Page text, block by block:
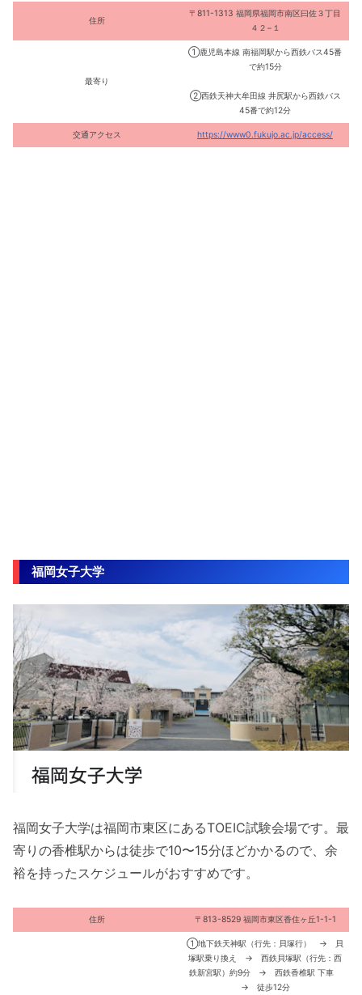
住所
〒811-1313 福岡県福岡市南区曰佐３丁目
４２−１
最寄り
①鹿児島本線 南福岡駅から西鉄バス45番
で約15分
②西鉄天神大牟田線 井尻駅から西鉄バス
45番で約12分
交通アクセス https://www0.fukujo.ac.jp/access/
福岡女子大学
福岡女子大学は福岡市東区にあるTOEIC試験会場です。最
寄りの香椎駅からは徒歩で10〜15分ほどかかるので、余
裕を持ったスケジュールがおすすめです。
住所 〒813-8529 福岡市東区香住ヶ丘1-1-1
①地下鉄天神駅（行先：貝塚行） → 貝
塚駅乗り換え → 西鉄貝塚駅（行先：西
鉄新宮駅）約9分 → 西鉄香椎駅 下車
→ 徒歩12分